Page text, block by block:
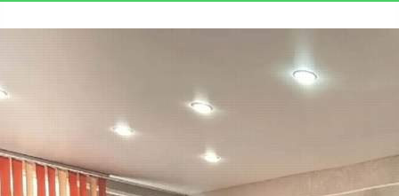
В Хакасии в главке МЧС
России наградили
добровольцев Усть-
Абаканского района